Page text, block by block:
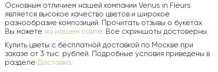
Основным отличием нашей компании Venus in Fleurs
является высокое качество цветов и широкое
разнообразие композиций. Прочитать отзывы о букетах
Вы можете на нашем сайте. Все скриншоты достоверны.
Купить цветы с бесплатной доставкой по Москве при
заказе от 3 тыс. рублей. Подробные условия приведены в
разделе Доставка.